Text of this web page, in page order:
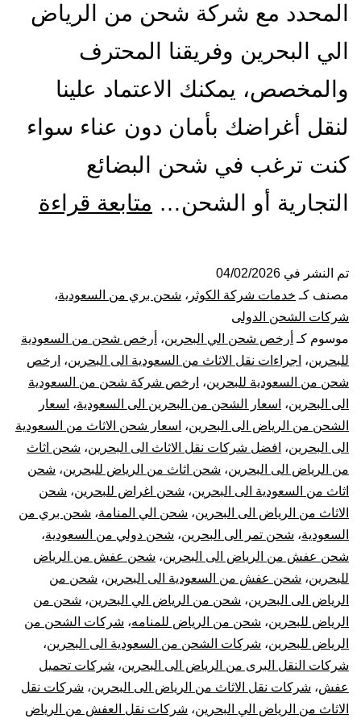
المحدد مع شركة شحن من الرياض
الي البحرين وفريقنا المحترف
والمخصص، يمكنك الاعتماد علينا
لنقل أغراضك بأمان دون عناء سواء
كنت ترغب في شحن البضائع
التجارية أو الشحن… متابعة قراءة
الي
|
نقل
تم النشر في 04/02/2026
مصنف كـ خدمات شركة الكوثر ، شحن بري من السعودية،
شركات الشحن الدولى
موسوم كـ أرخص شحن الي البحرين، أرخص شحن من السعودية
للبحرين، اجراءات نقل الاثاث من السعودية الى البحرين، ارخص
شحن من السعودية للبحرين، ارخص شركة شحن من السعودية
الى البحرين، اسعار الشحن من البحرين الى السعودية، اسعار
الشحن من الرياض الى البحرين، اسعار شحن الاثاث من السعودية
الى البحرين، افضل شركات نقل الاثاث الى البحرين، شحن اثاث
من الرياض الى البحرين، شحن اثاث من الرياض للبحرين، شحن
اثاث من السعودية الى البحرين، شحن اغراض للبحرين، شحن
الاثاث من الرياض الى البحرين، شحن الي المنامة، شحن بري من
السعودية، شحن تمر الى البحرين، شحن دولي من السعودية،
شحن عفش من الرياض الى البحرين، شحن عفش من الرياض
للبحرين، شحن عفش من السعودية الى البحرين، شحن من
الرياض الى البحرين، شحن من الرياض الي البحرين، شحن من
الرياض للبحرين، شحن من الرياض للمنامه، شركات الشحن من
الرياض للبحرين، شركات الشحن من السعودية الى البحرين،
شركات النقل البرى من الرياض الى البحرين، شركات تحميل
عفش، شركات نقل الاثاث من الرياض الى البحرين، شركات نقل
الاثاث من الرياض الي البحرين، شركات نقل العفش من الرياض